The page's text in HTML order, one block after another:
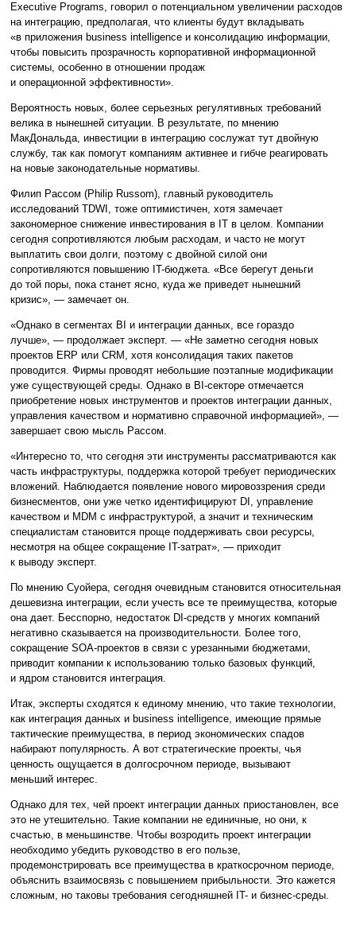
Executive Programs, говорил о потенциальном увеличении расходов
на интеграцию, предполагая, что клиенты будут вкладывать
«в приложения business intelligence и консолидацию информации,
чтобы повысить прозрачность корпоративной информационной
системы, особенно в отношении продаж
и операционной эффективности».
Вероятность новых, более серьезных регулятивных требований
велика в нынешней ситуации. В результате, по мнению
МакДональда, инвестиции в интеграцию сослужат тут двойную
службу, так как помогут компаниям активнее и гибче реагировать
на новые законодательные нормативы.
Филип Рассом (Philip Russom), главный руководитель
исследований TDWI, тоже оптимистичен, хотя замечает
закономерное снижение инвестирования в IT в целом. Компании
сегодня сопротивляются любым расходам, и часто не могут
выплатить свои долги, поэтому с двойной силой они
сопротивляются повышению IT-бюджета. «Все берегут деньги
до той поры, пока станет ясно, куда же приведет нынешний
кризис», — замечает он.
«Однако в сегментах BI и интеграции данных, все гораздо
лучше», — продолжает эксперт. — «Не заметно сегодня новых
проектов ERP или CRM, хотя консолидация таких пакетов
проводится. Фирмы проводят небольшие поэтапные модификации
уже существующей среды. Однако в BI-секторе отмечается
приобретение новых инструментов и проектов интеграции данных,
управления качеством и нормативно справочной информацией», —
завершает свою мысль Рассом.
«Интересно то, что сегодня эти инструменты рассматриваются как
часть инфраструктуры, поддержка которой требует периодических
вложений. Наблюдается появление нового мировоззрения среди
бизнесментов, они уже четко идентифицируют DI, управление
качеством и MDM с инфраструктурой, а значит и техническим
специалистам становится проще поддерживать свои ресурсы,
несмотря на общее сокращение IT-затрат», — приходит
к выводу эксперт.
По мнению Суойера, сегодня очевидным становится относительная
дешевизна интеграции, если учесть все те преимущества, которые
она дает. Бесспорно, недостаток DI-средств у многих компаний
негативно сказывается на производительности. Более того,
сокращение SOA-проектов в связи с урезанными бюджетами,
приводит компании к использованию только базовых функций,
и ядром становится интеграция.
Итак, эксперты сходятся к единому мнению, что такие технологии,
как интеграция данных и business intelligence, имеющие прямые
тактические преимущества, в период экономических спадов
набирают популярность. А вот стратегические проекты, чья
ценность ощущается в долгосрочном периоде, вызывают
меньший интерес.
Однако для тех, чей проект интеграции данных приостановлен, все
это не утешительно. Такие компании не единичные, но они, к
счастью, в меньшинстве. Чтобы возродить проект интеграции
необходимо убедить руководство в его пользе,
продемонстрировать все преимущества в краткосрочном периоде,
объяснить взаимосвязь с повышением прибыльности. Это кажется
сложным, но таковы требования сегодняшней IT- и бизнес-среды.